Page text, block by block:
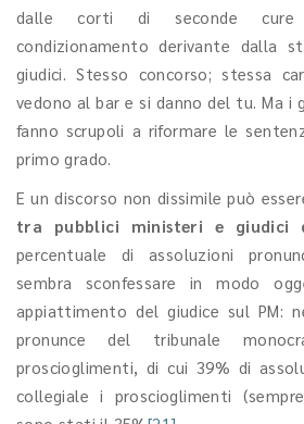
dalle corti di seconde cure
condizionamento derivante dalla
giudici. Stesso concorso; stessa
vedono al bar e si danno del tu. Ma i
fanno scrupoli a riformare le
primo grado.
E un discorso non dissimile può
tra pubblici ministeri e giudici
percentuale di assoluzioni
sembra sconfessare in modo
appiattimento del giudice sul PM:
pronunce del tribunale
proscioglimenti, di cui 39% di
collegiale i proscioglimenti